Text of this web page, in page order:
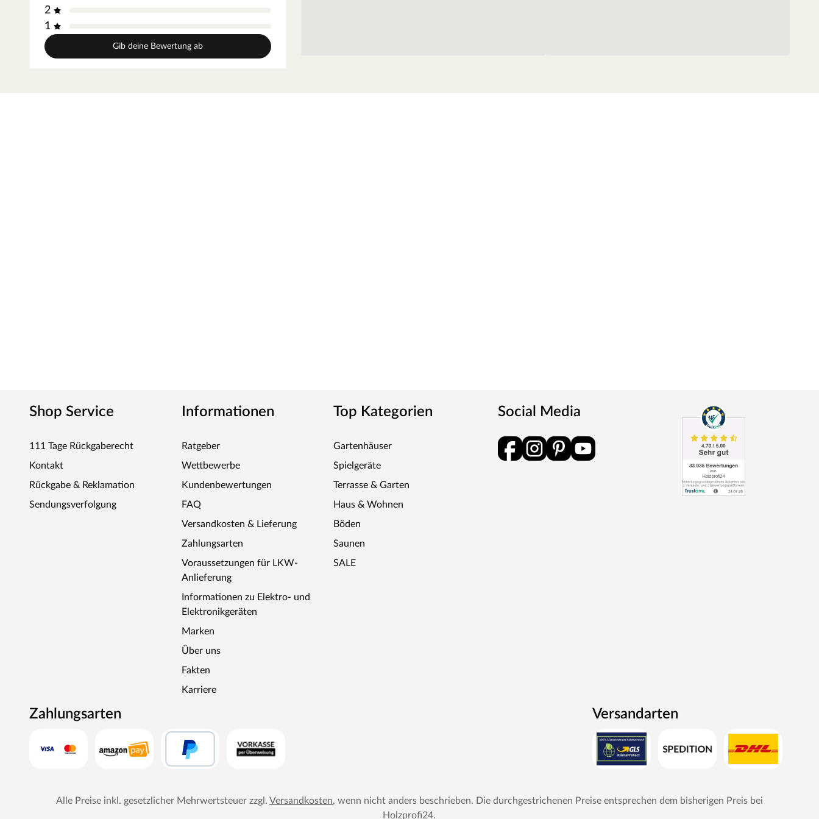
2
1
Gib deine Bewertung ab
Shop Service
111 Tage Rückgaberecht
Kontakt
Rückgabe & Reklamation
Sendungsverfolgung
Informationen
Ratgeber
Wettbewerbe
Kundenbewertungen
FAQ
Versandkosten & Lieferung
Zahlungsarten
Voraussetzungen für LKW-
Anlieferung
Informationen zu Elektro- und
Elektronikgeräten
Marken
Über uns
Fakten
Karriere
Top Kategorien
Gartenhäuser
Spielgeräte
Terrasse & Garten
Haus & Wohnen
Böden
Saunen
SALE
Social Media
Zahlungsarten Versandarten
Alle Preise inkl. gesetzlicher Mehrwertsteuer zzgl. Versandkosten, wenn nicht anders beschrieben. Die durchgestrichenen Preise entsprechen dem bisherigen Preis bei
Holzprofi24.